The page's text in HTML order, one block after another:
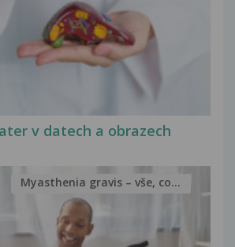
v datech a obrazech
Myasthenia gravis – vše, co...